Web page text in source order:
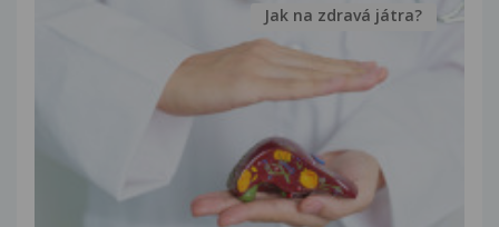
Jak na zdravá játra?